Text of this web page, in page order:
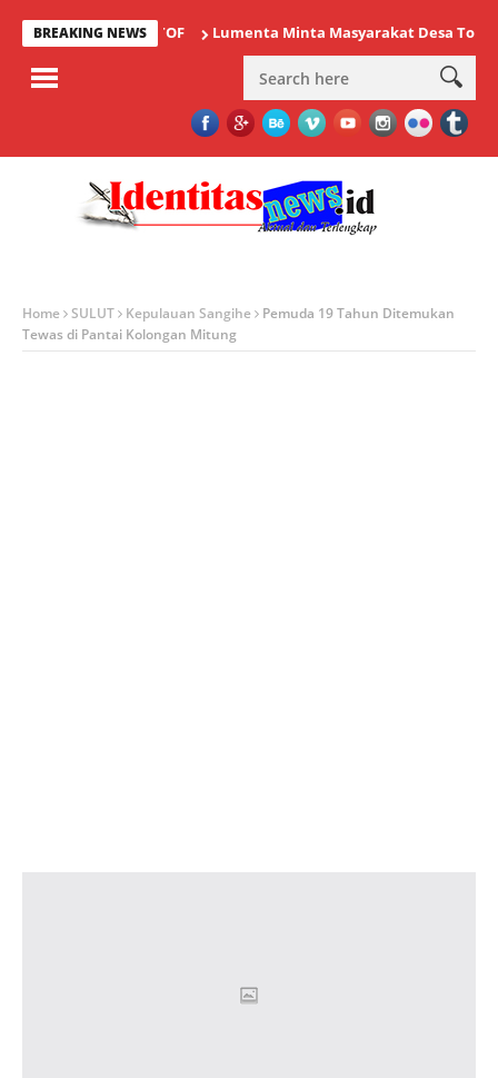
BREAKING NEWS Lumenta Minta Masyarakat Desa Tolok
Home SULUT Kepulauan Sangihe
Pemuda 19 Tahun Ditemukan
Tewas di Pantai Kolongan Mitung